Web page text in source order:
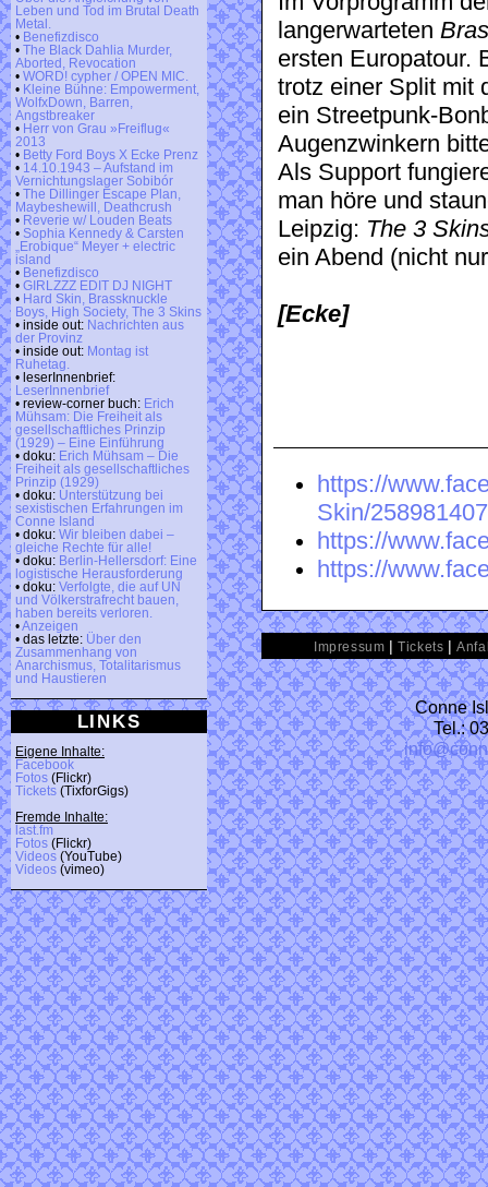
Leben und Tod im Brutal Death
Metal.
• Benefizdisco
• The Black Dahlia Murder,
Aborted, Revocation
• WORD! cypher / OPEN MIC.
• Kleine Bühne: Empowerment,
WolfxDown, Barren,
Angstbreaker
• Herr von Grau »Freiflug«
2013
• Betty Ford Boys X Ecke Prenz
• 14.10.1943 – Aufstand im
Vernichtungslager Sobibór
• The Dillinger Escape Plan,
Maybeshewill, Deathcrush
• Reverie w/ Louden Beats
• Sophia Kennedy & Carsten
„Erobique“ Meyer + electric
island
• Benefizdisco
• GIRLZZZ EDIT DJ NIGHT
• Hard Skin, Brassknuckle
Boys, High Society, The 3 Skins
• inside out: Nachrichten aus
der Provinz
• inside out: Montag ist
Ruhetag.
• leserInnenbrief:
LeserInnenbrief
• review-corner buch: Erich
Mühsam: Die Freiheit als
gesellschaftliches Prinzip
(1929) – Eine Einführung
• doku: Erich Mühsam – Die
Freiheit als gesellschaftliches
Prinzip (1929)
• doku: Unterstützung bei
sexistischen Erfahrungen im
Conne Island
• doku: Wir bleiben dabei –
gleiche Rechte für alle!
• doku: Berlin-Hellersdorf: Eine
logistische Herausforderung
• doku: Verfolgte, die auf UN
und Völkerstrafrecht bauen,
haben bereits verloren.
•Anzeigen
• das letzte: Über den
Zusammenhang von
Anarchismus, Totalitarismus
und Haustieren
LINKS
Eigene Inhalte:
Facebook
Fotos (Flickr)
Tickets (TixforGigs)
Fremde Inhalte:
last.fm
Fotos (Flickr)
Videos (YouTube)
Videos (vimeo)
langerwarteten
ersten Europatour.
trotz einer Split mit
ein Streetpunk-
Augenzwinkern
Als Support
man höre und
Leipzig: The 3
ein Abend (nicht
[Ecke]
https://
Skin/
https://
https://
Impressum |Tickets |
Conne
Tel.: